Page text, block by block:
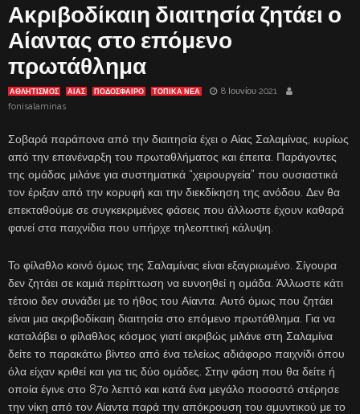
Ακριβοδίκαιη διαιτησία ζητάει ο
Αίαντας στο επόμενο
πρωτάθλημα
ΑΘΛΗΤΙΣΜΟΣ ΑΊΑΣ ΠΟΔΟΣΦΑΙΡΟ ΤΟΠΙΚΑ ΝΕΑ
8 Ιουνίου 2021
fonisalaminas
Σοβαρά παράπονα από την διαιτησία έχει ο Αίας Σαλαμίνας, κυρίως
από την επανέναρξη του πρωταθλήματος και έπειτα. Παράγοντες
της ομάδας μιλάνε για συστηματικά “χειρουργεία” που ουσιαστικά
τον έριξαν από την κορυφή και την διεκδίκηση της ανόδου. Δεν θα
επεκταθούμε σε συγκεκριμένες φάσεις που άλλωστε έχουν καθαρά
φανεί στα παιχνίδια που υπήρχε τηλεοπτική κάλυψη.
Το φίλαθλο κοινό όμως της Σαλαμίνας είναι εξαγριωμένο. Σίγουρα
δεν ζητάει σε καμιά περίπτωση να ευνοηθεί η ομάδα. Άλλωστε κάτι
τέτοιο δεν συνάδει με το ήθος του Αίαντα. Αυτό όμως που ζητάει
είναι μια ακριβοδίκαιη διαιτησία στο επόμενο πρωτάθλημα. Για να
καταλάβει ο φίλαθλος κόσμος γιατί ακριβώς μιλάνε στη Σαλαμίνα
δείτε το παρακάτω βίντεο από ένα τελείως αδιάφορο παιχνίδι όπου
όλα είχαν κριθεί και για τις δύο ομάδες. Στην φάση που θα δείτε ή
οποία έγινε στο 87ο λεπτό και κατά ένα μεγάλο ποσοστό στέρησε
την νίκη από τον Αίαντα παρά την απόκρουση του αμυντικού με το